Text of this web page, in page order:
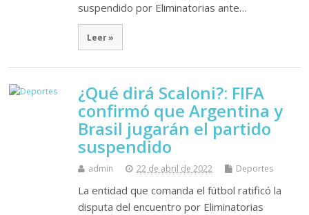
suspendido por Eliminatorias ante…
Leer »
¿Qué dirá Scaloni?: FIFA
confirmó que Argentina y
Brasil jugarán el partido
suspendido
admin 22 de abril de 2022 Deportes
La entidad que comanda el fútbol ratificó la
disputa del encuentro por Eliminatorias